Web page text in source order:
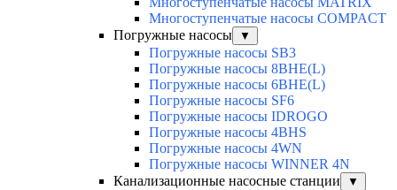
Многоступенчатые насосы COMPACT
Погружные насосы
▼
Погружные насосы SB3
Погружные насосы 8BHE(L)
Погружные насосы 6BHE(L)
Погружные насосы SF6
Погружные насосы IDROGO
Погружные насосы 4BHS
Погружные насосы 4WN
Погружные насосы WINNER 4N
Канализационные насосные станции
▼